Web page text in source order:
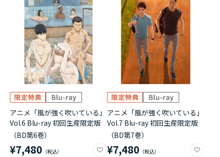
アニメ「風が強く吹いている」
Vol.6 Blu-ray 初回生産限定版
（BD第6巻）
¥7,480
アニメ「風が強く吹いている」
Vol.7 Blu-ray 初回生産限定版
（BD第7巻）
¥7,480